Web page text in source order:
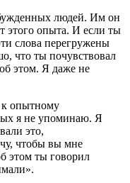
людей. Им он
этого опыта. И если ты
слова перегружены
что ты почувствовал
этом. Я даже не
опытному
я не упоминаю. Я
это,
чтобы вы мне
этом ты говорил